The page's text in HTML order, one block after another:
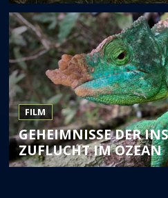
FILM
GEHEIMNISSE DER
ZUFLUCHT IM OZEAN